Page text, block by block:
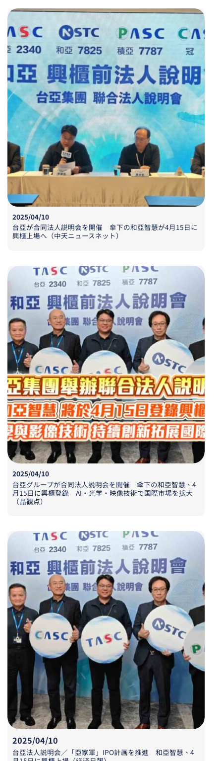
2025/04/10
台亞が合同法人説明会を開催 傘下の和亞智慧が4月15日に
興櫃上場へ（中天ニュースネット）
2025/04/10
台亞グループが合同法人説明会を開催 傘下の和亞智慧、 4
月15日に興櫃登錄 AI ・ 光学 ・ 映像技術で国際市場を拡大
（品觀点）
2025/04/10
台亞法人説明会／「亞家軍」 IPO計画を推進 和亞智慧、 4